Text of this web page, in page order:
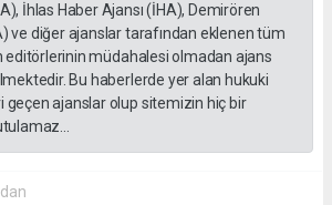
İhlas Haber Ajansı (İHA), Demirören
ve diğer ajanslar tarafından eklenen tüm
editörlerinin müdahalesi olmadan ajans
Bu haberlerde yer alan hukuki
ajanslar olup sitemizin hiç bir